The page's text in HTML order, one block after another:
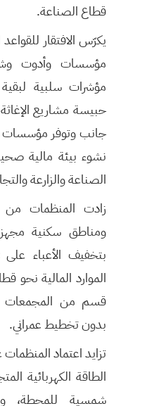
قطاع الصناعة.
يكرّس الافتقار
مؤسسات وأدوت
مؤشرات سلبية
حبيسة مشاريع
جانب وتوفر مؤسسات
نشوء بيئة مالية
الصناعة والزارعة
زادت المنظمات من
ومناطق سكنية
بتخفيف الأعباء
الموارد المالية نحو
قسم من المجمعات
بدون تخطيط عمراني.
تزايد اعتماد
الطاقة الكهربائية
شمسية للمحطة،